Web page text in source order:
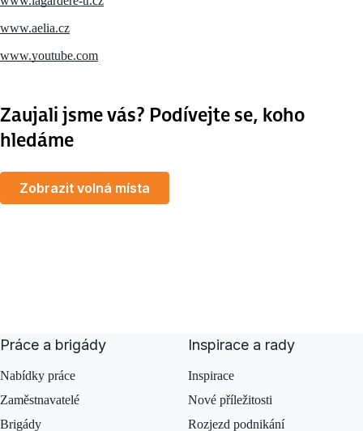
www.aelia.cz
www.youtube.com
Zaujali jsme vás? Podívejte se, koho
hledáme
Zobrazit volná místa
Práce a brigády
Nabídky práce
Zaměstnavatelé
Brigády
Inspirace a rady
Inspirace
Nové příležitosti
Rozjezd podnikání